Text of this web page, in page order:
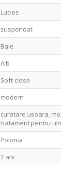
Lucios
suspendat
Baie
Alb
Soft-close
modern
curatare usoara,
tratament pentru
Polonia
2 ani